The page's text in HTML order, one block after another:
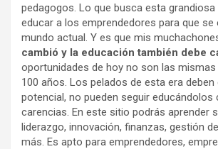
pedagogos. Lo que busca esta
educar a los emprendedores para que se
mundo actual. Y es que mis
cambió y la educación también debe
oportunidades de hoy no son las mismas
100 años. Los pelados de esta era
potencial, no pueden seguir educándolos
carencias. En este sitio podrás aprender
liderazgo, innovación, finanzas, gestión
más. Es apto para emprendedores,